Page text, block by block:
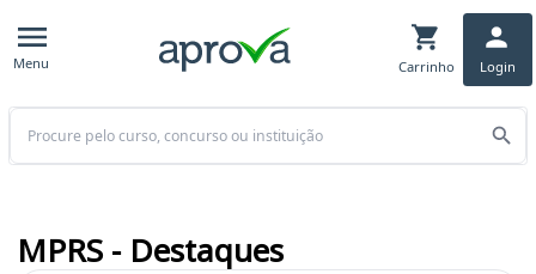
Menu Carrinho Login
Buscar
MPRS - Destaques